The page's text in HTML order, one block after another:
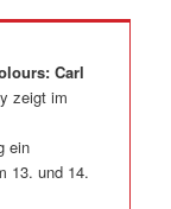
Carl
zeigt im
ein
13. und 14.